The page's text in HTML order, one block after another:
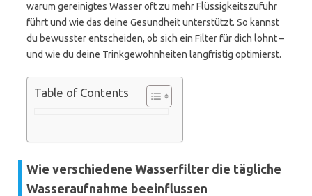
warum gereinigtes Wasser oft zu mehr Flüssigkeitszufuhr
führt und wie das deine Gesundheit unterstützt. So kannst
du bewusster entscheiden, ob sich ein Filter für dich lohnt –
und wie du deine Trinkgewohnheiten langfristig optimierst.
Table of Contents
Wie verschiedene Wasserfilter die tägliche
Wasseraufnahme beeinflussen